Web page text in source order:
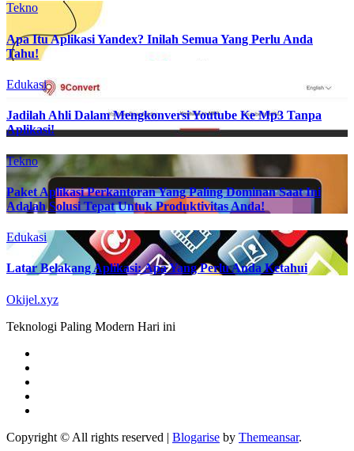
Tekno
Apa Itu Aplikasi Yandex? Inilah Semua Yang Perlu Anda
Tahu!
Edukasi
Jadilah Ahli Dalam Mengkonversi Youtube Ke Mp3 Tanpa
Aplikasi!
Tekno
Paket Aplikasi Perkantoran Yang Paling Dominan Saat Ini
Adalah Solusi Tepat Untuk Produktivitas Anda!
Edukasi
Latar Belakang Aplikasi: Apa Yang Perlu Anda Ketahui
Okijel.xyz
Teknologi Paling Modern Hari ini
Copyright © All rights reserved | Blogarise by Themeansar.